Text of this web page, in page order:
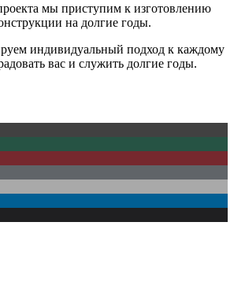
мы приступим к изготовлению
на долгие годы.
индивидуальный подход к каждому
вас и служить долгие годы.